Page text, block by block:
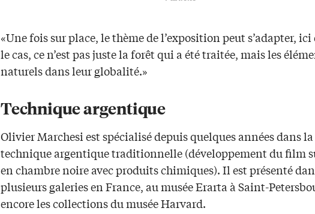
«Une fois sur place, le thème de l’exposition peut s’adapter, ici
le cas, ce n’est pas juste la forêt qui a été traitée, mais les
naturels dans leur globalité.»
Technique argentique
Olivier Marchesi est spécialisé depuis quelques années dans la
technique argentique traditionnelle (développement du film
en chambre noire avec produits chimiques). Il est présenté
plusieurs galeries en France, au musée Erarta à Saint-
encore les collections du musée Harvard.